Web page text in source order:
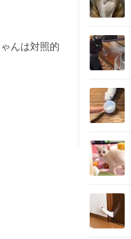
んは対照的